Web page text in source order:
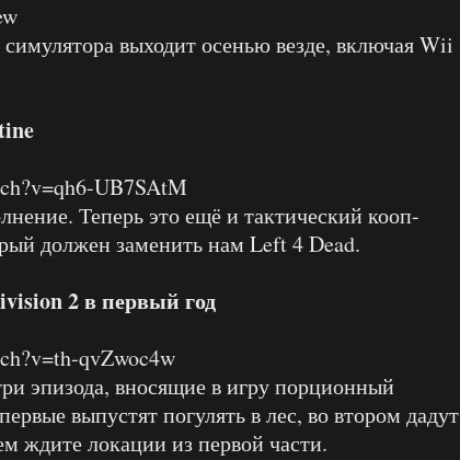
выходит осенью везде, включая Wii
UB7SAtM
Теперь это ещё и тактический кооп-
должен заменить нам Left 4 Dead.
2 в первый год
qvZwoc4w
эпизода, вносящие в игру порционный
выпустят погулять в лес, во втором дадут
ждите локации из первой части.